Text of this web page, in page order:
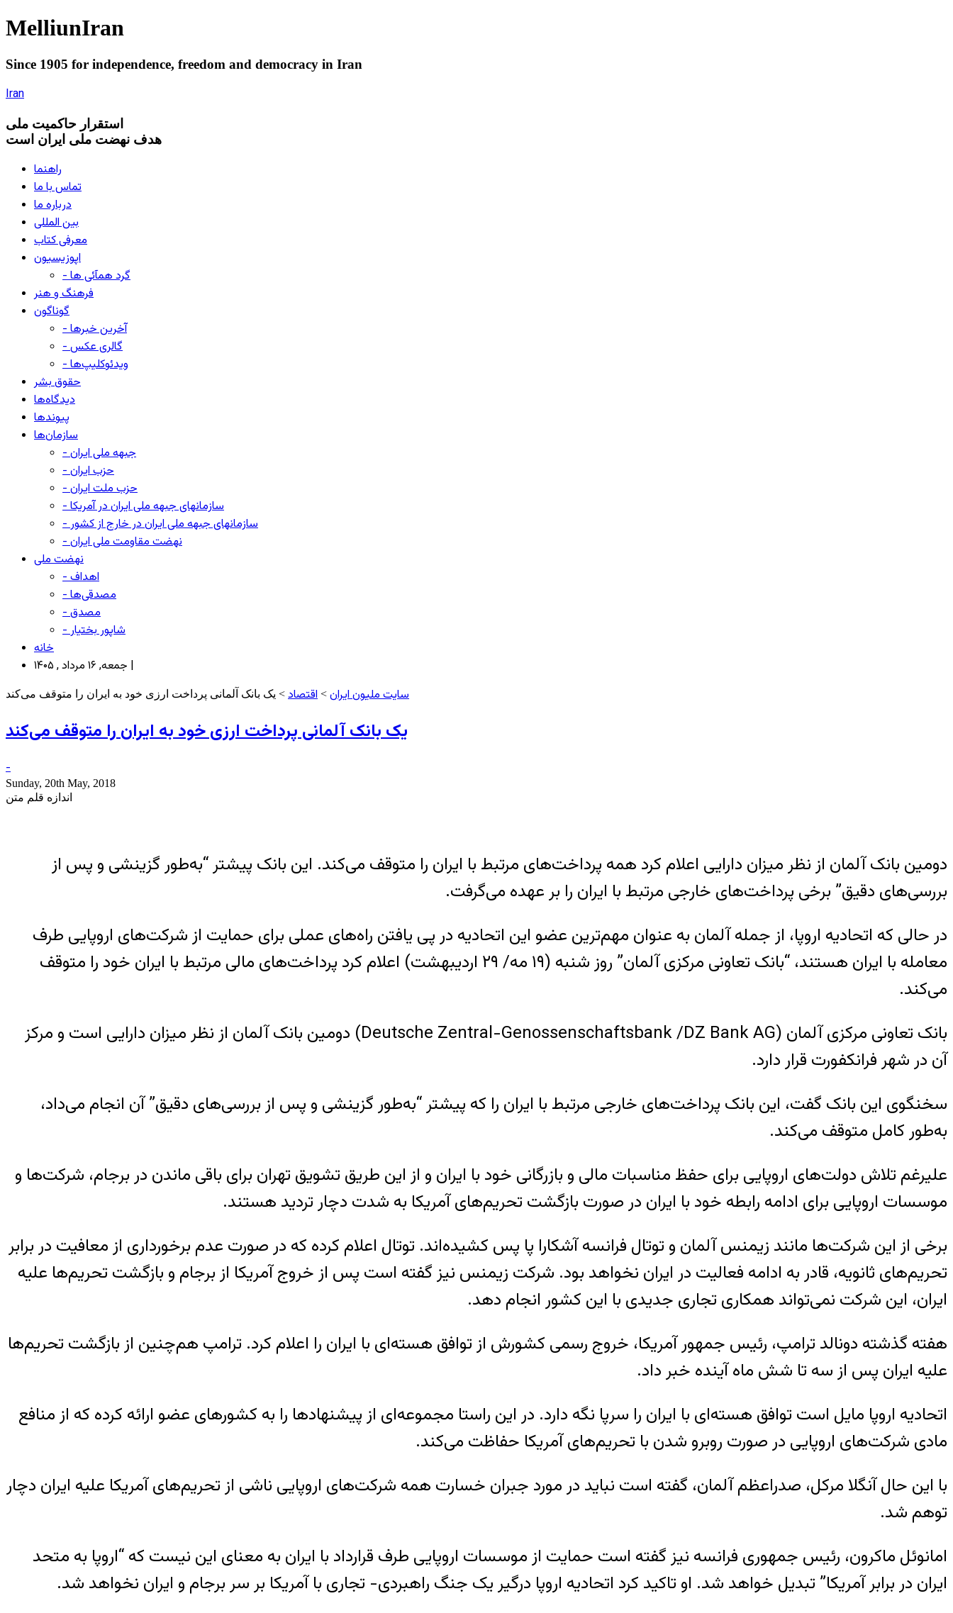
MelliunIran
Since 1905 for independence, freedom and democracy in Iran
Iran
استقرار حاکميت ملی
هدف نهضت ملی ایران است
راهنما
تماس با ما
درباره ما
بین المللی
معرفی کتاب
اپوزیسیون
- گرد همآئی ها
فرهنگ و هنر
گوناگون
- آخرین خبرها
- گالری عکس
- ویدئوکلیپ‌ها
حقوق بشر
دیدگاه‌ها
پیوندها
سازمان‌ها
- جبهه ملی ایران
- حزب ایران
- حزب ملت ایران
- سازمانهای جبهه ملی ایران در آمریکا
- سازمانهای جبهه ملی ایران در خارج از کشور
- نهضت مقاومت ملی ایران
نهضت ملی
- اهداف
- مصدقی‌ها
- مصدق
- شاپور بختیار
خانه
جمعه, ۱۶ مرداد , ۱۴۰۵ |
سایت ملیون ایران > اقتصاد > یک بانک آلمانی پرداخت ارزی خود به ایران را متوقف می‌کند
یک بانک آلمانی پرداخت ارزی خود به ایران را متوقف می‌کند
-
Sunday, 20th May, 2018
اندازه قلم متن
دومین بانک آلمان از نظر میزان دارایی اعلام کرد همه پرداخت‌های مرتبط با ایران را متوقف می‌کند. این بانک پیشتر “به‌طور گزینشی و پس از
بررسی‌های دقیق” برخی پرداخت‌های خارجی مرتبط با ایران را بر عهده می‌گرفت.
در حالی که اتحادیه اروپا، از جمله آلمان به عنوان مهم‌ترین عضو این اتحادیه در پی یافتن راه‌های عملی برای حمایت از شرکت‌های اروپایی طرف
معامله با ایران هستند، “بانک تعاونی مرکزی آلمان” روز شنبه (۱۹ مه/ ۲۹ اردیبهشت) اعلام کرد پرداخت‌های مالی مرتبط با ایران خود را متوقف
می‌کند.
بانک تعاونی مرکزی آلمان (Deutsche Zentral-Genossenschaftsbank /DZ Bank AG) دومین بانک آلمان از نظر میزان دارایی است و مرکز
آن در شهر فرانکفورت قرار دارد.
سخنگوی این بانک گفت، این بانک پرداخت‌های خارجی مرتبط با ایران را که پیشتر “به‌طور گزینشی و پس از بررسی‌های دقیق” آن انجام می‌داد،
به‌طور کامل متوقف می‌کند.
علیرغم تلاش دولت‌های اروپایی برای حفظ مناسبات مالی و بازرگانی خود با ایران و از این طریق تشویق تهران برای باقی ماندن در برجام، شرکت‌ها و
موسسات اروپایی برای ادامه رابطه خود با ایران در صورت بازگشت تحریم‌های آمریکا به شدت دچار تردید هستند.
برخی از این شرکت‌ها مانند زیمنس آلمان و توتال فرانسه آشکارا پا پس کشیده‌اند. توتال اعلام کرده که در صورت عدم برخورداری از معافیت در برابر
تحریم‌های ثانویه، قادر به ادامه فعالیت در ایران نخواهد بود. شرکت زیمنس نیز گفته است پس از خروج آمریکا از برجام و بازگشت تحریم‌ها علیه
ایران، این شرکت نمی‌تواند همکاری تجاری جدیدی با این کشور انجام دهد.
هفته گذشته دونالد ترامپ، رئیس جمهور آمریکا، خروج رسمی کشورش از توافق هسته‌ای با ایران را اعلام کرد. ترامپ هم‌چنین از بازگشت تحریم‌ها
علیه ایران پس از سه تا شش ماه آینده خبر داد.
اتحادیه اروپا مایل است توافق هسته‌ای با ایران را سرپا نگه دارد. در این راستا مجموعه‌ای از پیشنهادها را به کشورهای عضو ارائه کرده که از منافع
مادی شرکت‌های اروپایی در صورت روبرو شدن با تحریم‌های آمریکا حفاظت می‌کند.
با این حال آنگلا مرکل، صدراعظم آلمان، گفته است نباید در مورد جبران خسارت همه شرکت‌های اروپایی ناشی از تحریم‌های آمریکا علیه ایران دچار
توهم شد.
امانوئل ماکرون، رئیس جمهوری فرانسه نیز گفته است حمایت از موسسات اروپایی طرف قرارداد با ایران به معنای این نیست که “اروپا به متحد
ایران در برابر آمریکا” تبدیل خواهد شد. او تاکید کرد اتحادیه اروپا درگیر یک جنگ راهبردی- تجاری با آمریکا بر سر برجام و ایران نخواهد شد.